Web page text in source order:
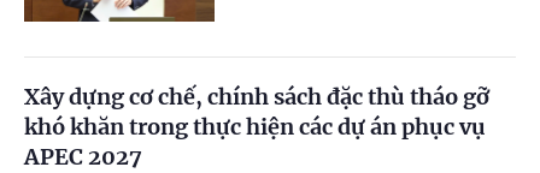
Xây dựng cơ chế, chính sách đặc thù tháo gỡ
khó khăn trong thực hiện các dự án phục vụ
APEC 2027